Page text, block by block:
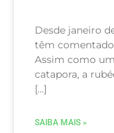
Desde janeiro
têm comentado
Assim como
catapora, a
[…]
SAIBA MAIS »